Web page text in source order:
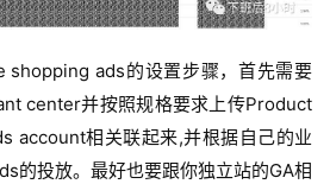
shopping ads的设置步骤，首先需要
center并按照规格要求上传Product
account相关联起来,并根据自己的业
的投放。 最好也要跟你独立站的GA相